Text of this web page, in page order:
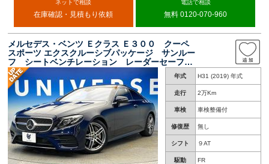
ネットで相談
在庫確認・見積もり依頼
電話で相談
無料 0120-070-960
メルセデス・ベンツ Ｅクラス Ｅ３００ クーペ
スポーツ エクスクルーシブパッケージ サンルー
フ シートベンチレーション レーダーセーフテ
ィパッケージ ナッパ革シート 純正１９インチ
アルミホイール ヘッドアップディスプレイ マ
ルチビームＬＥＤ 全周囲カメラ
年式 H31 (2019) 年式
走行 2万Km
車検 車検整備付
修復歴 無し
シフト ９AT
駆動 FR